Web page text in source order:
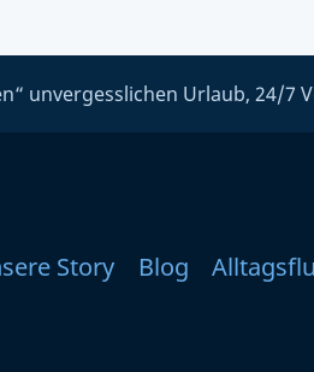
unvergesslichen Urlaub, 24/7
Story Blog